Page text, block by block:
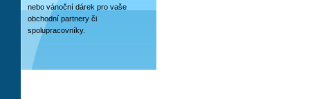
nebo vánoční dárek pro vaše
obchodní partnery či
spolupracovníky.